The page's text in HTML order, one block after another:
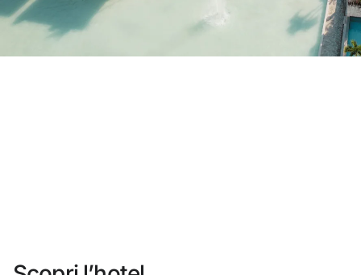
Approfitta dei vantaggi di fare parte di